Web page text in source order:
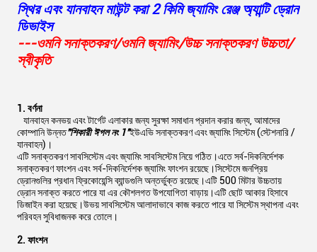
স্থির এবং যানবাহন মাউন্ট করা 2 কিমি জ্যামিং রেঞ্জ অ্যান্টি ড্রোন
ডিভাইস
---ওমনি সনাক্তকরণ/ওমনি জ্যামিং/উচ্চ সনাক্তকরণ উচ্চতা/
স্বীকৃতি
1. বর্ণনা
যানবাহন কনভয় এবং টার্গেট এলাকার জন্য সুরক্ষা সমাধান প্রদান করার জন্য, আমাদের
কোম্পানি উন্নত"শিকারী ঈগল নং 1"ইউএভি সনাক্তকরণ এবং জ্যামিং সিস্টেম (স্টেশনারি /
যানবাহন)।
এটি সনাক্তকরণ সাবসিস্টেম এবং জ্যামিং সাবসিস্টেম নিয়ে গঠিত।এতে সর্ব-দিকনির্দেশক
সনাক্তকরণ ফাংশন এবং সর্ব-দিকনির্দেশক জ্যামিং ফাংশন রয়েছে।সিস্টেমে জনপ্রিয়
ড্রোনগুলির প্রধান ফ্রিকোয়েন্সি ব্যান্ডগুলি অন্তর্ভুক্ত রয়েছে।এটি 500 মিটার উচ্চতায়
ড্রোন সনাক্ত করতে পারে যা এর কৌশলগত উপযোগিতা বাড়ায়।এটি ছোট আকার হিসাবে
ডিজাইন করা হয়েছে।উভয় সাবসিস্টেম আলাদাভাবে কাজ করতে পারে যা সিস্টেম স্থাপনা এবং
পরিবহন সুবিধাজনক করে তোলে।
2. ফাংশন